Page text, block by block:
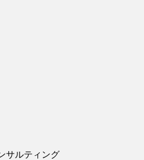
サルティング